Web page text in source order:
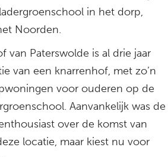
in het dorp,
Noorden.
van Paterswolde is al drie jaar
van een knarrenhof, met zo’n
voor ouderen op de
Aanvankelijk was de
over de komst van
locatie, maar kiest nu voor